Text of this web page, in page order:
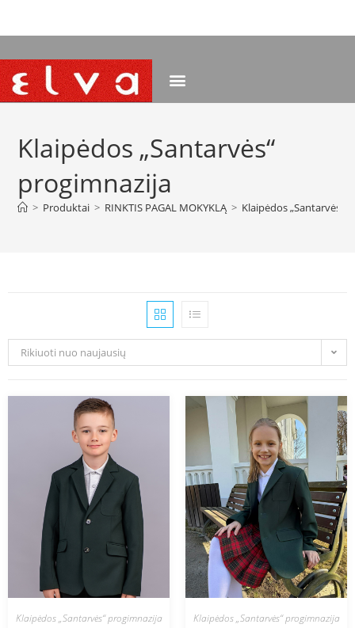
Klaipėdos „Santarvės“
progimnazija
> Produktai > RINKTIS PAGAL MOKYKLĄ > Klaipėdos „Santarvės“
Rikiuoti nuo naujausių
Klaipėdos „Santarvės“ progimnazija Klaipėdos „Santarvės“ progimnazija